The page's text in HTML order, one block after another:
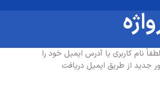
نام کاربری یا آدرس ایمیل خود را
جدید از طریق ایمیل دریافت